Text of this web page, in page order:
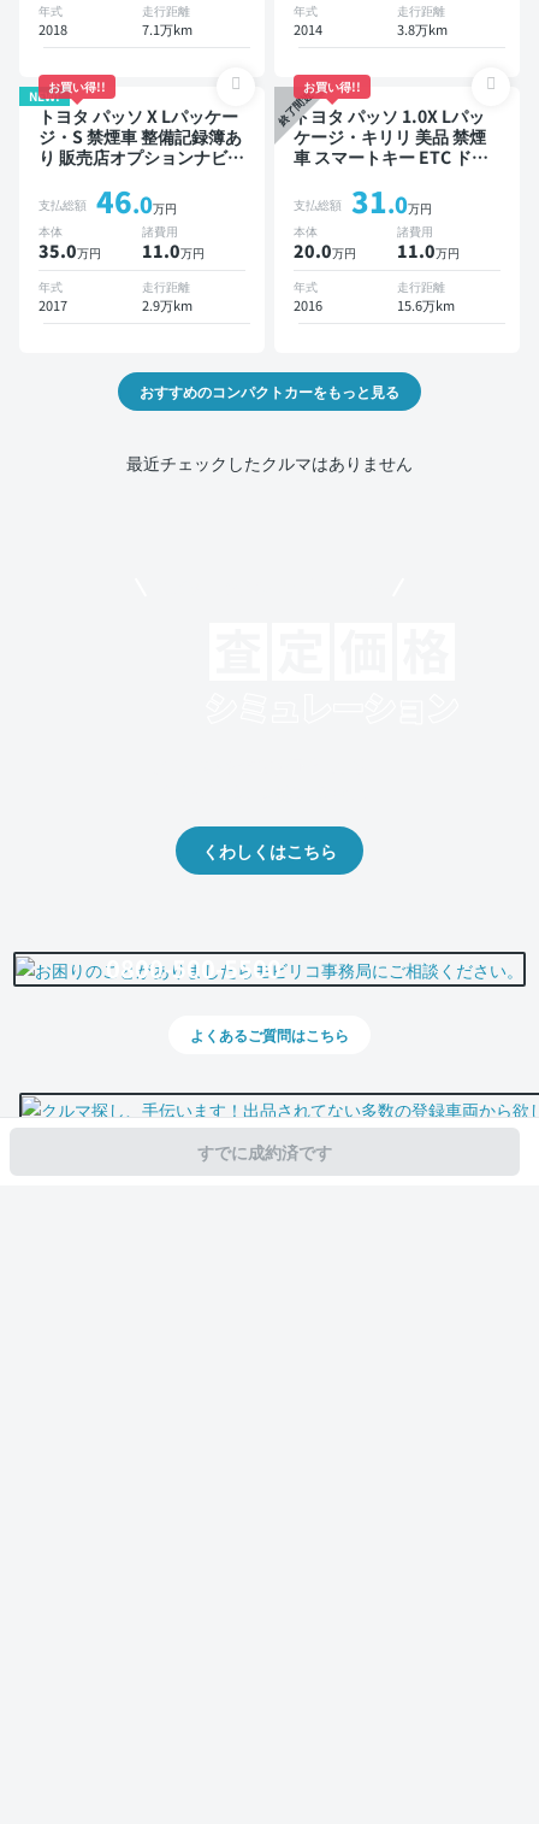
すでに成約済です
年式
2018
走行距離
7.1万km
年式
2014
走行距離
3.8万km
NEW!
お買い得!!
トヨタ パッソ X Lパッケー
ジ・S 禁煙車 整備記録簿あ
り 販売店オプションナビ
クモニター ドライブレコー
ダー 衝突軽減
支払総額 46.0万円
本体
35.0万円
諸費用
11.0万円
年式
2017
走行距離
2.9万km
終了間近
お買い得!!
トヨタ パッソ 1.0X Lパッ
ケージ・キリリ 美品 禁煙
車 スマートキー ETC ドラ
支払総額 31.0万円
本体
20.0万円
諸費用
11.0万円
年式
2016
走行距離
15.6万km
おすすめのコンパクトカーをもっと見る
最近チェックしたクルマはありません
くわしくはこちら
0800-500-5500
よくあるご質問はこちら